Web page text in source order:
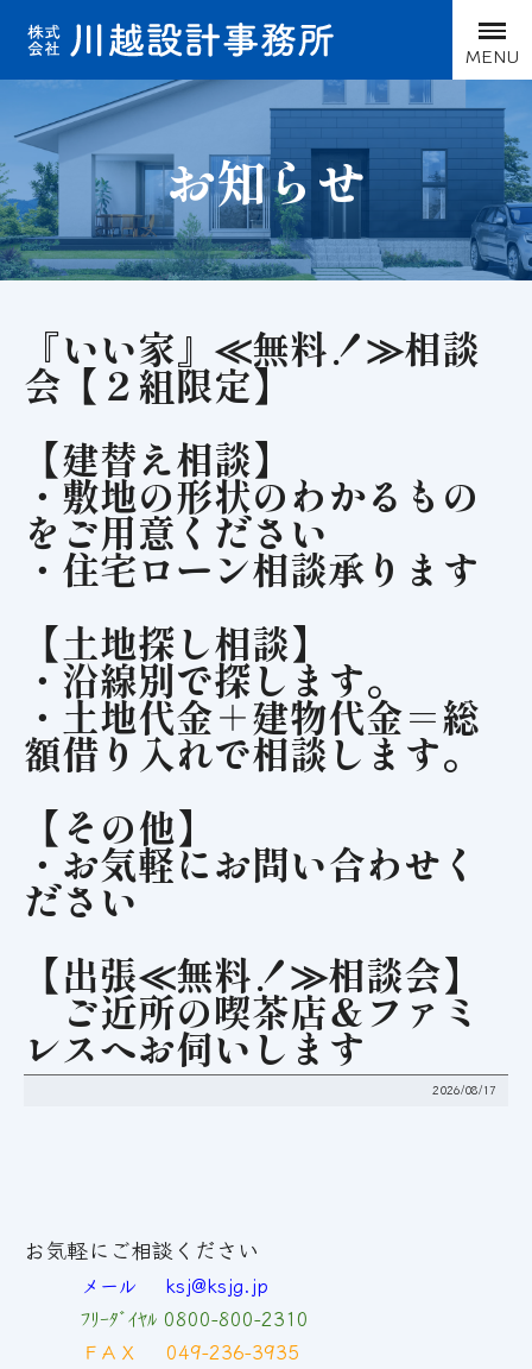
MENU
お知らせ
『いい家』≪無料！≫相談
会【２組限定】
【建替え相談】
・敷地の形状のわかるもの
をご用意ください
・住宅ローン相談承ります
【土地探し相談】
・沿線別で探します。
・土地代金＋建物代金＝総
額借り入れで相談します。
【その他】
・お気軽にお問い合わせく
ださい
【出張≪無料！≫相談会】
ご近所の喫茶店＆ファミ
レスへお伺いします
2026/08/17
お気軽にご相談ください
メール ksj@ksjg.jp
ﾌﾘｰﾀﾞｲﾔﾙ 0800-800-2310
ＦＡＸ 049-236-3935